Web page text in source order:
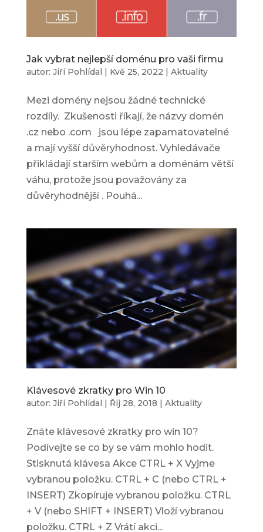
Jak vybrat nejlepší doménu pro vaši firmu
autor: Jiří Pohlídal | Kvě 25, 2022 | Aktuality
Mezi domény nejsou žádné technické
rozdíly. Zkušenosti říkají, že názvy domén
.cz nebo .com jsou lépe zapamatovatelné
a mají vyšší důvěryhodnost. Vyhledávače
přikládají starším webům a doménám větší
váhu, protože jsou považovány za
důvěryhodnější . Pouhá...
Klávesové zkratky pro Win 10
autor: Jiří Pohlídal | Říj 28, 2018 | Aktuality
Znáte klávesové zkratky pro win 10?
Podívejte se co by se vám mohlo hodit.
Stisknutá klávesa Akce CTRL + X Vyjme
vybranou položku. CTRL + C (nebo CTRL +
INSERT) Zkopíruje vybranou položku. CTRL
+ V (nebo SHIFT + INSERT) Vloží vybranou
položku. CTRL + Z Vrátí akci...